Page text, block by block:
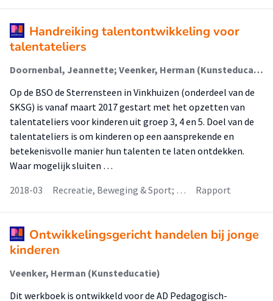
Handreiking talentontwikkeling voor
talentateliers
Doornenbal, Jeannette; Veenker, Herman (Kunsteducatie); Dijk, Martine
Op de BSO de Sterrensteen in Vinkhuizen (onderdeel van de
SKSG) is vanaf maart 2017 gestart met het opzetten van
talentateliers voor kinderen uit groep 3, 4 en 5. Doel van de
talentateliers is om kinderen op een aansprekende en
betekenisvolle manier hun talenten te laten ontdekken.
Waar mogelijk sluiten …
2018-03
Recreatie, Beweging & Sport; … Rapport
Ontwikkelingsgericht handelen bij jonge
kinderen
Veenker, Herman (Kunsteducatie)
Dit werkboek is ontwikkeld voor de AD Pedagogisch-